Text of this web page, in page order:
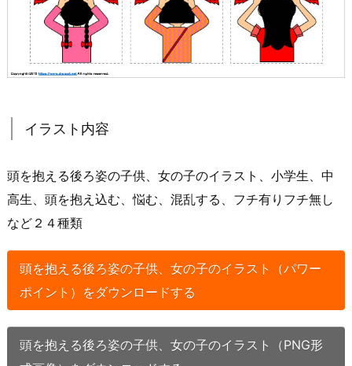
イラスト内容
頭を抱える後ろ姿の子供、女の子のイラスト、小学生、中
高生、頭を抱え込む、悩む、混乱する、フチ有りフチ無し
など２４種類
頭を抱える後ろ姿の子供、女の子のイラスト（パワー
ポイント）をダウンロードする
頭を抱える後ろ姿の子供、女の子のイラスト（PNG形